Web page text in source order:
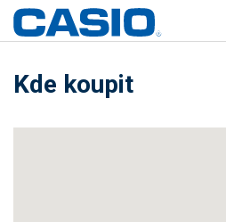
Kde koupit